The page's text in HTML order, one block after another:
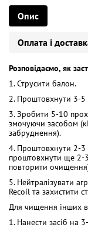
Опис
Оплата і
Розповідаємо, як
1. Струсити балон.
2. Проштовхнути 3-5
3. Зробити 5-10
змочуючи засобом
забруднення).
4. Проштовхнути 2-3
проштовхнути ще 2-3
повторити
5. Нейтралізувати
Recoil та захистити
Для чищення інших
1. Нанести засіб на